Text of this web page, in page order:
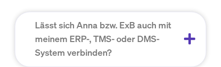
Lässt sich Anna bzw. ExB auch mit
meinem ERP-, TMS- oder DMS-
System verbinden?